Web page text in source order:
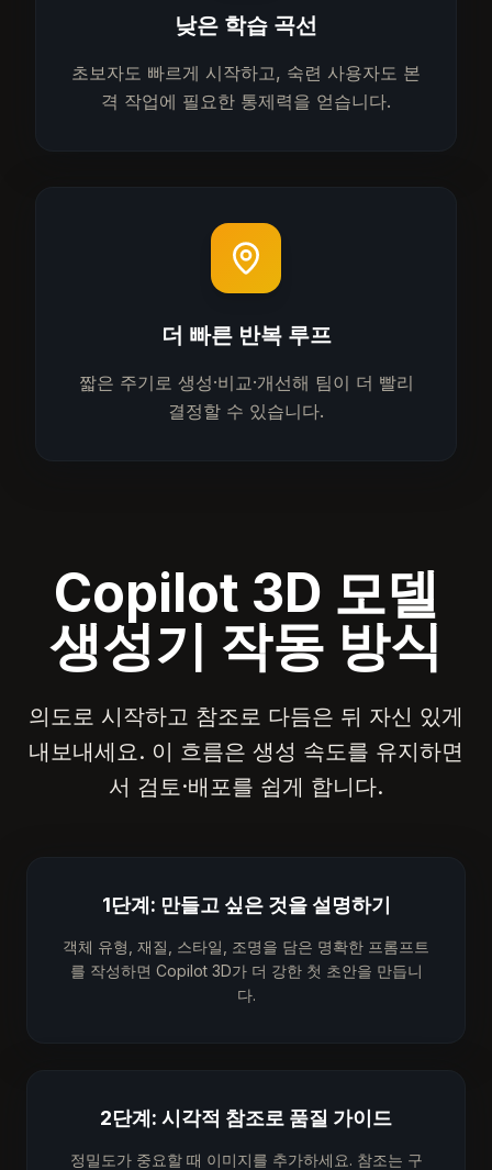
낮은 학습 곡선
초보자도 빠르게 시작하고, 숙련 사용자도 본
격 작업에 필요한 통제력을 얻습니다.
더 빠른 반복 루프
짧은 주기로 생성·비교·개선해 팀이 더 빨리
결정할 수 있습니다.
Copilot 3D 모델
생성기 작동 방식
의도로 시작하고 참조로 다듬은 뒤 자신 있게
내보내세요. 이 흐름은 생성 속도를 유지하면
서 검토·배포를 쉽게 합니다.
1단계: 만들고 싶은 것을 설명하기
객체 유형, 재질, 스타일, 조명을 담은 명확한 프롬프트
를 작성하면 Copilot 3D가 더 강한 첫 초안을 만듭니
다.
2단계: 시각적 참조로 품질 가이드
정밀도가 중요할 때 이미지를 추가하세요. 참조는 구